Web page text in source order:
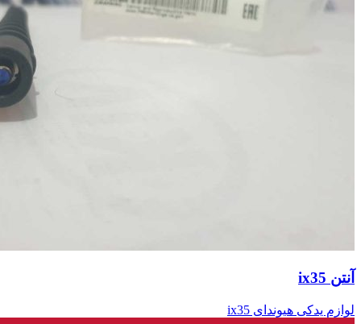
آنتن ix35
لوازم یدکی هیوندای ix35